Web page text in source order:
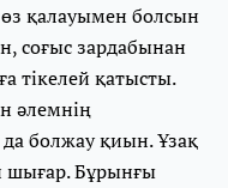
қалауымен болсын
соғыс зардабынан
тікелей қатысты.
әлемнің
болжау қиын. Ұзақ
шығар. Бұрынғы